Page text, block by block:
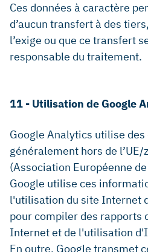
Ces données à caractère
d’aucun transfert à des
l’exige ou que ce transfert
responsable du traitement.
11 - Utilisation de Google
Google Analytics utilise
généralement hors de l’UE/
(Association Européenne
Google utilise ces
l'utilisation du site Internet
pour compiler des rapports
Internet et de l'utilisation
En outre, Google transmet